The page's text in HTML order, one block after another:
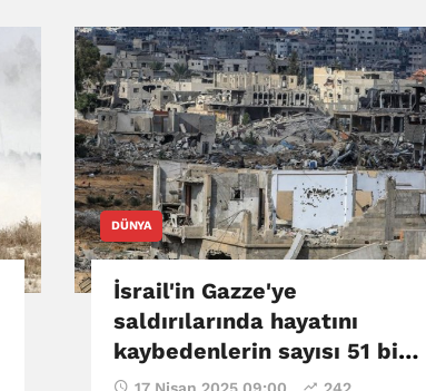
DÜNYA
İsrail'in Gazze'ye
saldırılarında hayatını
kaybedenlerin sayısı 51 bin
65'e yükseldi